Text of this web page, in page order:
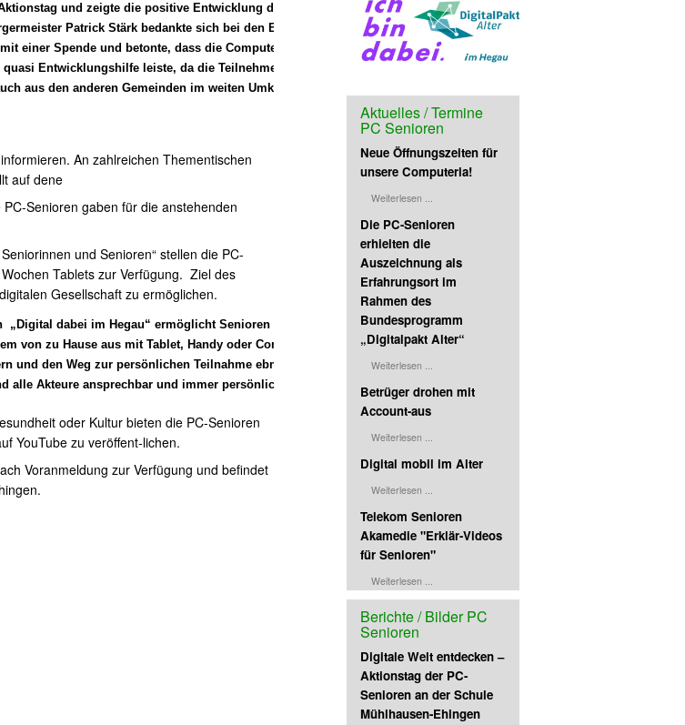
und zeigte die positive Entwicklung der Computeria in
Patrick Stärk bedankte sich bei den Ehrenamtlichen der
einer Spende und betonte, dass die Computeria mit den über 300
Entwicklungshilfe leiste, da die Teilnehmer nicht nur aus Mühlhausen-
aus den anderen Gemeinden im weiten Umkreis kommen.
An zahlreichen Thementischen
auf dene
Senioren gaben für die anstehenden
und Senioren“ stellen die PC-
Tablets zur Verfügung. Ziel des
Gesellschaft zu ermöglichen.
„Digital dabei im Hegau“ ermöglicht Senioren die Teilnahme an Events,
von zu Hause aus mit Tablet, Handy oder Computer. Es bietet Video-
und den Weg zur persönlichen Teilnahme ebnen. Nach dem Motto
alle Akteure ansprechbar und immer persönlich, nie anonym.
oder Kultur bieten die PC-Senioren
YouTube zu veröffent-lichen.
Voranmeldung zur Verfügung und befindet
Aktuelles / Termine
PC Senioren
Neue Öffnungszeiten für
unsere Computeria!
Weiterlesen ...
Die PC-Senioren
erhielten die
Auszeichnung als
Erfahrungsort im
Rahmen des
Bundesprogramm
„Digitalpakt Alter“
Weiterlesen ...
Betrüger drohen mit
Account-aus
Weiterlesen ...
Digital mobil im Alter
Weiterlesen ...
Telekom Senioren
Akamedie "Erklär-Videos
für Senioren"
Weiterlesen ...
Berichte / Bilder PC
Senioren
Digitale Welt entdecken –
Aktionstag der PC-
Senioren an der Schule
Mühlhausen-Ehingen